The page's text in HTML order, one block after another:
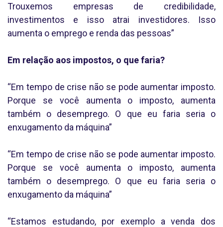
Trouxemos empresas de credibilidade,
investimentos e isso atrai investidores. Isso
aumenta o emprego e renda das pessoas”
Em relação aos impostos, o que faria?
“Em tempo de crise não se pode aumentar imposto.
Porque se você aumenta o imposto, aumenta
também o desemprego. O que eu faria seria o
enxugamento da máquina”
“Em tempo de crise não se pode aumentar imposto.
Porque se você aumenta o imposto, aumenta
também o desemprego. O que eu faria seria o
enxugamento da máquina”
“Estamos estudando, por exemplo a venda dos